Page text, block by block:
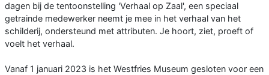
dagen bij de tentoonstelling 'Verhaal op Zaal', een speciaal
getrainde medewerker neemt je mee in het verhaal van het
schilderij, ondersteund met attributen. Je hoort, ziet, proeft of
voelt het verhaal.
Vanaf 1 januari 2023 is het Westfries Museum gesloten voor een